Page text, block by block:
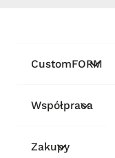
CustomFORM
Współpraca
Zakupy